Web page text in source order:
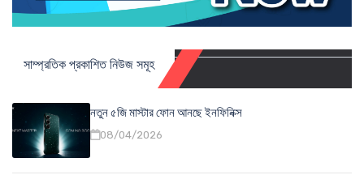
সাম্প্রতিক প্রকাশিত নিউজ সমূহ
নতুন ৫জি মাস্টার ফোন আনছে ইনফিনিক্স
08/04/2026